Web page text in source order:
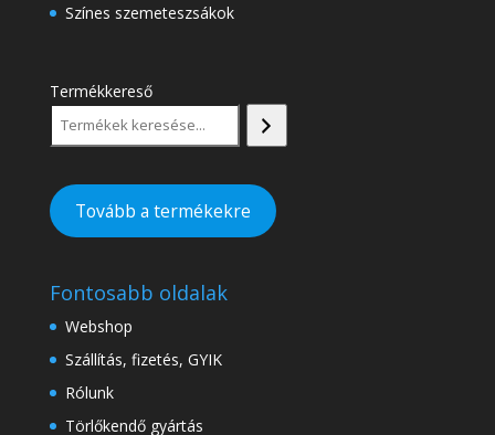
Színes szemeteszsákok
Termékkereső
Tovább a termékekre
Fontosabb oldalak
Webshop
Szállítás, fizetés, GYIK
Rólunk
Törlőkendő gyártás